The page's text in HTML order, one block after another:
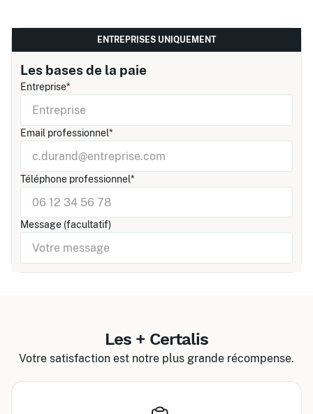
ENTREPRISES UNIQUEMENT
Les bases de la paie
Entreprise*
Email professionnel*
Téléphone professionnel*
Message (facultatif)
Les + Certalis
Votre satisfaction est notre plus grande récompense.